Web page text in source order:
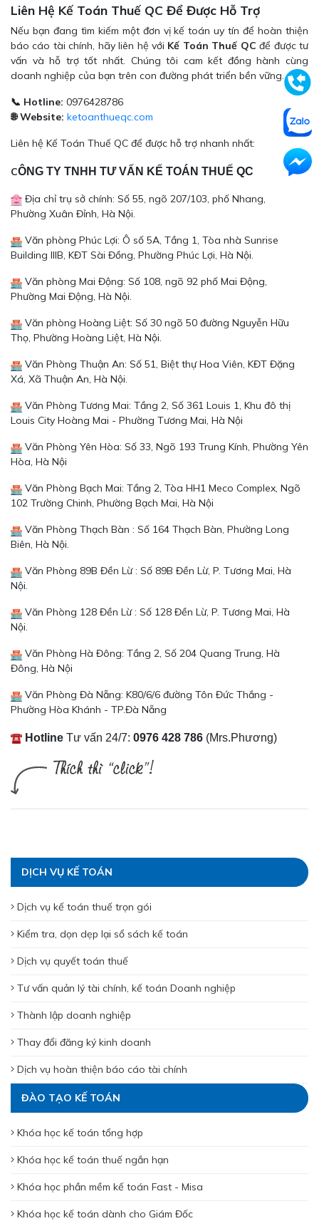
DỊCH VỤ KẾ TOÁN
Dịch vụ kế toán thuế trọn gói
Kiểm tra, dọn dẹp lại sổ sách kế toán
Dịch vụ quyết toán thuế
Tư vấn quản lý tài chính, kế toán Doanh nghiệp
Thành lập doanh nghiệp
Thay đổi đăng ký kinh doanh
Dịch vụ hoàn thiện báo cáo tài chính
ĐÀO TẠO KẾ TOÁN
Khóa học kế toán tổng hợp
Khóa học kế toán thuế ngắn hạn
Khóa học phần mềm kế toán Fast - Misa
Khóa học kế toán dành cho Giám Đốc
Liên Hệ Kế Toán Thuế QC Để Được Hỗ Trợ
Nếu bạn đang tìm kiếm một đơn vị kế toán uy tín để hoàn thiện
báo cáo tài chính, hãy liên hệ với Kế Toán Thuế QC để được tư
vấn và hỗ trợ tốt nhất. Chúng tôi cam kết đồng hành cùng
doanh nghiệp của bạn trên con đường phát triển bền vững.
📞 Hotline: 0976428786
🌐 Website: ketoanthueqc.com
Liên hệ Kế Toán Thuế QC để được hỗ trợ nhanh nhất:
CÔNG TY TNHH TƯ VẤN KẾ TOÁN THUẾ QC
Địa chỉ trụ sở chính: Số 55, ngõ 207/103, phố Nhang,
Phường Xuân Đỉnh, Hà Nội.
Văn phòng Phúc Lợi: Ô số 5A, Tầng 1, Tòa nhà Sunrise
Building IIIB, KĐT Sài Đồng, Phường Phúc Lợi, Hà Nội.
Văn phòng Mai Động: Số 108, ngõ 92 phố Mai Động,
Phường Mai Động, Hà Nội.
Văn phòng Hoàng Liệt: Số 30 ngõ 50 đường Nguyễn Hữu
Thọ, Phường Hoàng Liệt, Hà Nội.
Văn Phòng Thuận An: Số 51, Biệt thự Hoa Viên, KĐT Đặng
Xá, Xã Thuận An, Hà Nội.
Văn Phòng Tương Mai: Tầng 2, Số 361 Louis 1, Khu đô thị
Louis City Hoàng Mai - Phường Tương Mai, Hà Nội
Văn Phòng Yên Hòa: Số 33, Ngõ 193 Trung Kính, Phường Yên
Hòa, Hà Nội
Văn Phòng Bạch Mai: Tầng 2, Tòa HH1 Meco Complex, Ngõ
102 Trường Chinh, Phường Bạch Mai, Hà Nội
Văn Phòng Thạch Bàn : Số 164 Thạch Bàn, Phường Long
Biên, Hà Nội.
Văn Phòng 89B Đền Lừ : Số 89B Đền Lừ, P. Tương Mai, Hà
Nội.
Văn Phòng 128 Đền Lừ : Số 128 Đền Lừ, P. Tương Mai, Hà
Nội.
Văn Phòng Hà Đông: Tầng 2, Số 204 Quang Trung, Hà
Đông, Hà Nội
Văn Phòng Đà Nẵng: K80/6/6 đường Tôn Đức Thắng -
Phường Hòa Khánh - TP.Đà Nẵng
Hotline Tư vấn 24/7: 0976 428 786 (Mrs.Phương)